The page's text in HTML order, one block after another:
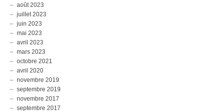
août 2023
juillet 2023
juin 2023
mai 2023
avril 2023
mars 2023
octobre 2021
avril 2020
novembre 2019
septembre 2019
novembre 2017
septembre 2017